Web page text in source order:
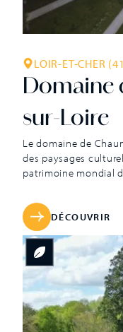
LOIR-ET-CHER
Domaine
sur-Loire
Le domaine de
des paysages
patrimoine mondial
château, les parcs,
le Centre d’Arts et
dessus de […]
DÉCOUVRIR